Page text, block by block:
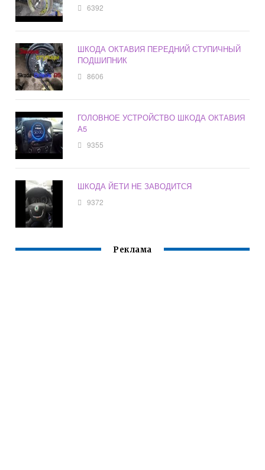
6392
ШКОДА ОКТАВИЯ ПЕРЕДНИЙ СТУПИЧНЫЙ
ПОДШИПНИК
8606
ГОЛОВНОЕ УСТРОЙСТВО ШКОДА ОКТАВИЯ
А5
9355
ШКОДА ЙЕТИ НЕ ЗАВОДИТСЯ
9372
Реклама